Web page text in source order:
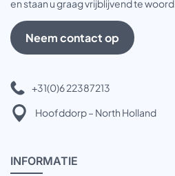
en staan u graag vrijblijvend te woord.
Neem contact op
+31(0)6 22387213
Hoofddorp – North Holland
INFORMATIE